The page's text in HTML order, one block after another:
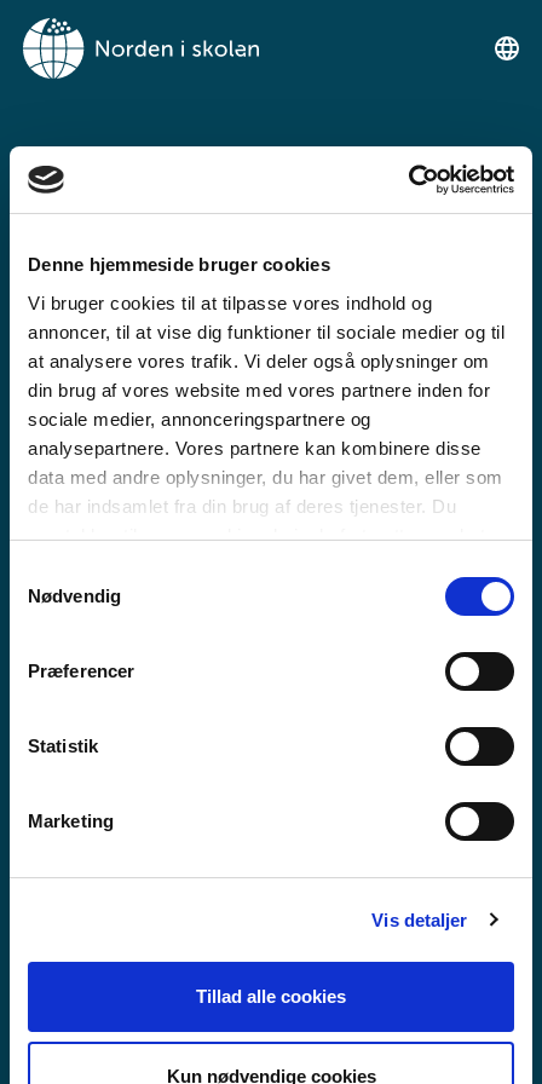
Denne hjemmeside bruger cookies
Vi bruger cookies til at tilpasse vores indhold og
annoncer, til at vise dig funktioner til sociale medier og til
at analysere vores trafik. Vi deler også oplysninger om
din brug af vores website med vores partnere inden for
sociale medier, annonceringspartnere og
analysepartnere. Vores partnere kan kombinere disse
data med andre oplysninger, du har givet dem, eller som
de har indsamlet fra din brug af deres tjenester. Du
samtykker til vores cookies, hvis du fortsætter med at
Nødvendig
Præferencer
Statistik
Marketing
Vis detaljer
Tillad alle cookies
Kun nødvendige cookies
VELKOMMEN TIL
NORDEN I SKOLEN
Ein gratis undervisningsplattform for
grunnskulen og den vidaregåande skule
GRUNNSKULE
VIDAREGÅANDE SKULE